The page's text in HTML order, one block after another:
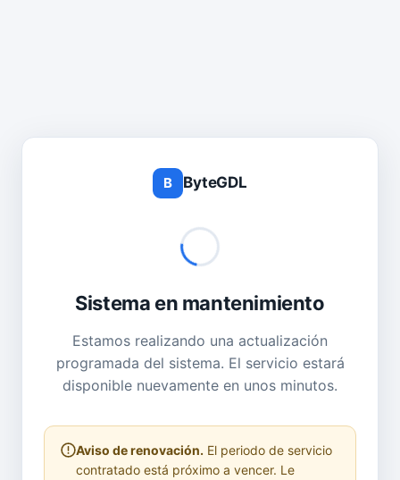
B ByteGDL
Sistema en mantenimiento
Estamos realizando una actualización
programada del sistema. El servicio estará
disponible nuevamente en unos minutos.
Aviso de renovación. El periodo de servicio
contratado está próximo a vencer. Le